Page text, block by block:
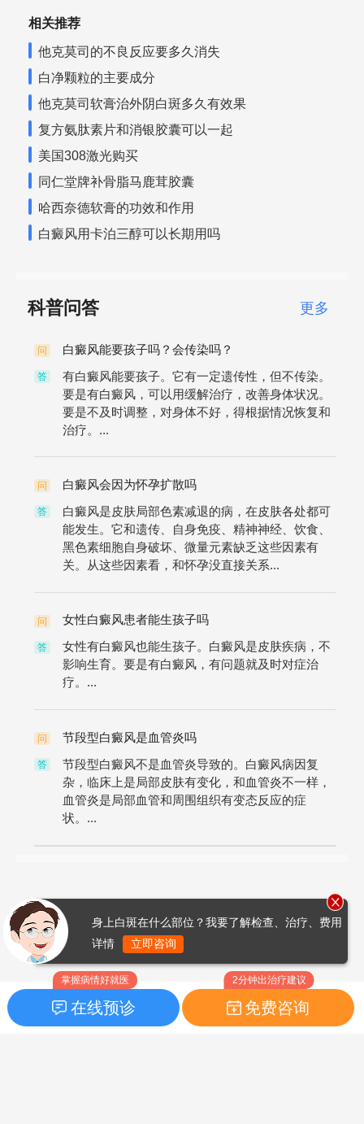
相关推荐
他克莫司的不良反应要多久消失
白净颗粒的主要成分
他克莫司软膏治外阴白斑多久有效果
复方氨肽素片和消银胶囊可以一起
美国308激光购买
同仁堂牌补骨脂马鹿茸胶囊
哈西奈德软膏的功效和作用
白癜风用卡泊三醇可以长期用吗
科普问答 更多
问 白癜风能要孩子吗？会传染吗？
答
有白癜风能要孩子。它有一定遗传性，但不传染。
要是有白癜风，可以用缓解治疗，改善身体状况。
要是不及时调整，对身体不好，得根据情况恢复和
治疗。...
问 白癜风会因为怀孕扩散吗
答
白癜风是皮肤局部色素减退的病，在皮肤各处都可
能发生。它和遗传、自身免疫、精神神经、饮食、
黑色素细胞自身破坏、微量元素缺乏这些因素有
关。从这些因素看，和怀孕没直接关系...
问 女性白癜风患者能生孩子吗
答
女性有白癜风也能生孩子。白癜风是皮肤疾病，不
影响生育。要是有白癜风，有问题就及时对症治
疗。...
问 节段型白癜风是血管炎吗
答
节段型白癜风不是血管炎导致的。白癜风病因复
杂，临床上是局部皮肤有变化，和血管炎不一样，
血管炎是局部血管和周围组织有变态反应的症
状。...
掌握病情好就医
在线预诊
2分钟出治疗建议
免费咨询
身上白斑在什么部位？我要了解检查、治疗、费用
详情
立即咨询